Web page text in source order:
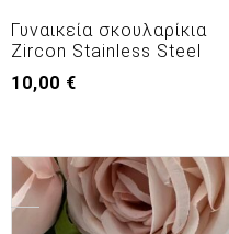
Γυναικεία σκουλαρίκια
Zircon Stainless Steel
10,00 €